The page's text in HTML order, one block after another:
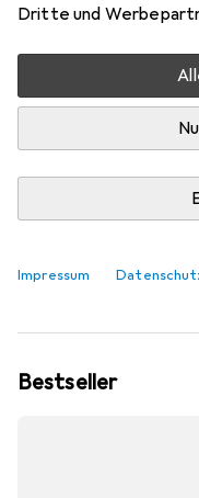
Dritte und
Impressum
«Puppies
Ramon Schneider
Bestseller